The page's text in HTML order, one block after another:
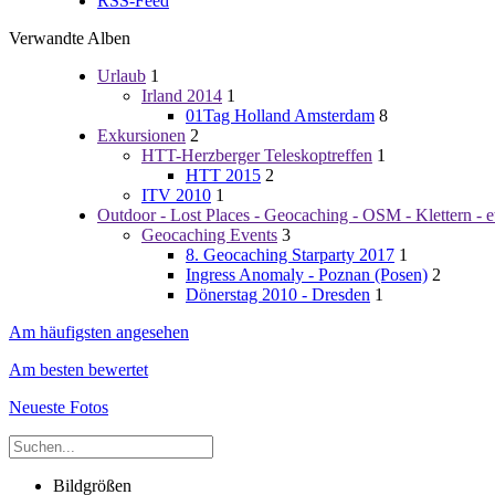
Verwandte Alben
Urlaub 1
Irland 2014 1
01Tag Holland Amsterdam 8
Exkursionen 2
HTT-Herzberger Teleskoptreffen 1
HTT 2015 2
ITV 2010 1
Outdoor - Lost Places - Geocaching - OSM - Klettern -
Geocaching Events 3
8. Geocaching Starparty 2017 1
Ingress Anomaly - Poznan (Posen) 2
Dönerstag 2010 - Dresden 1
Am häufigsten angesehen
Am besten bewertet
Neueste Fotos
Bildgrößen